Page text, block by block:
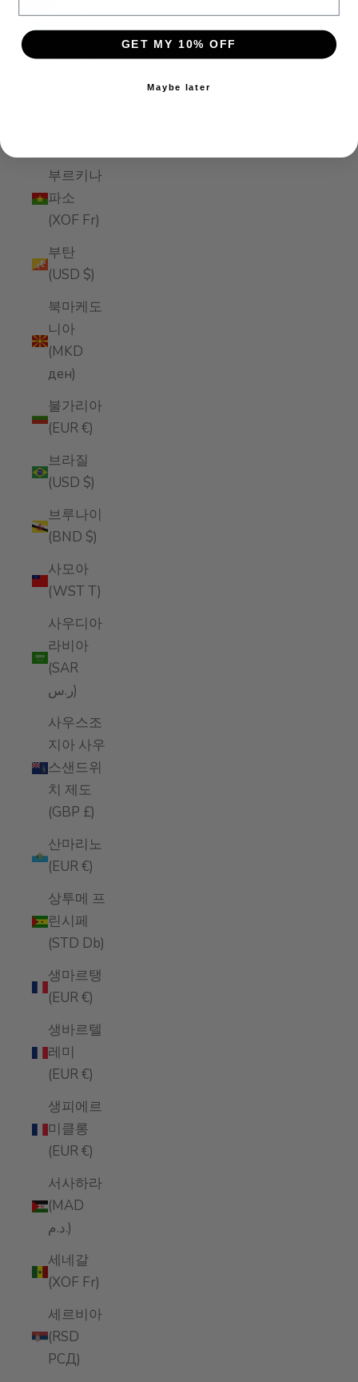
보츠와나
(BWP P)
부르키나
파소
(XOF Fr)
부탄
(USD $)
북마케도
니아
(MKD
ден)
불가리아
(EUR €)
브라질
(USD $)
브루나이
(BND $)
사모아
(WST T)
사우디아
라비아
(SAR
ر.س)
사우스조
지아 사우
스샌드위
치 제도
(GBP £)
산마리노
(EUR €)
상투메 프
린시페
(STD Db)
생마르탱
(EUR €)
생바르텔
레미
(EUR €)
생피에르
미클롱
(EUR €)
서사하라
(MAD
د.م.)
세네갈
(XOF Fr)
세르비아
(RSD
РСД)
GET MY 10% OFF
Maybe later